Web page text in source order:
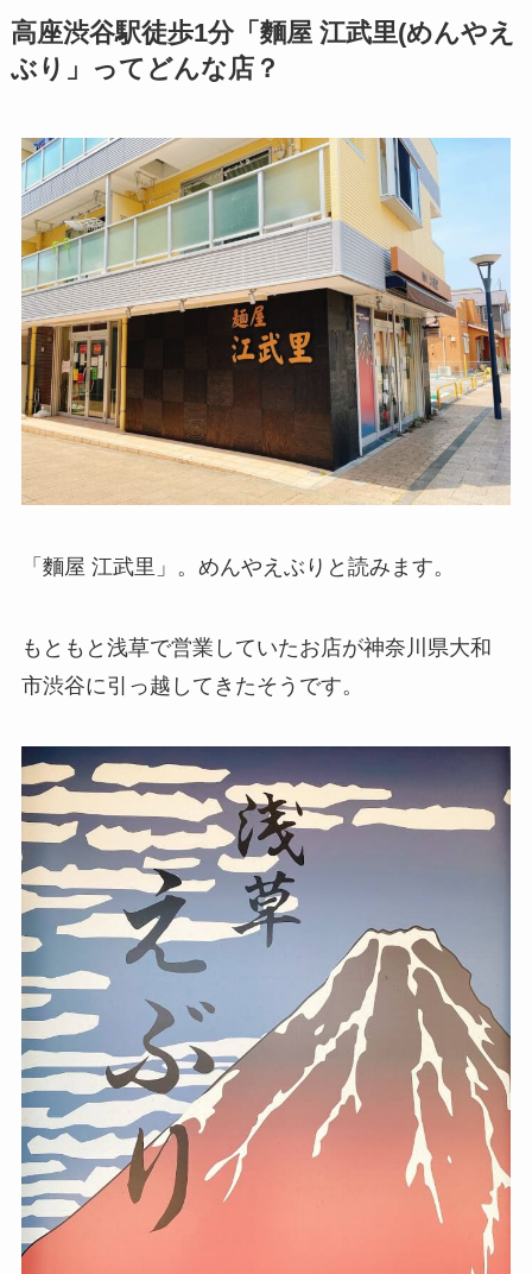
高座渋谷駅徒歩1分「麵屋 江武里(めんやえ
ぶり」ってどんな店？
「麵屋 江武里」。めんやえぶりと読みます。
もともと浅草で営業していたお店が神奈川県大和
市渋谷に引っ越してきたそうです。